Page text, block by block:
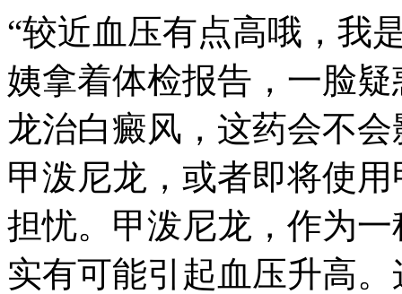
“较近血压有点高哦，我
姨拿着体检报告，一脸
龙治白癜风，这药会不
甲泼尼龙，或者即将使
担忧。甲泼尼龙，作为
实有可能引起血压升高